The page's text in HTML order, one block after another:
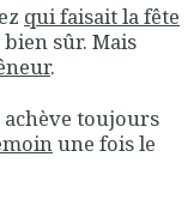
qui faisait la fête
sûr. Mais
.
achève toujours
une fois le